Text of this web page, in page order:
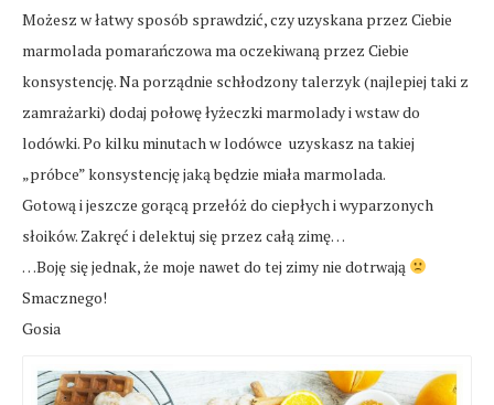
Możesz w łatwy sposób sprawdzić, czy uzyskana przez Ciebie
marmolada pomarańczowa ma oczekiwaną przez Ciebie
konsystencję. Na porządnie schłodzony talerzyk (najlepiej taki z
zamrażarki) dodaj połowę łyżeczki marmolady i wstaw do
lodówki. Po kilku minutach w lodówce uzyskasz na takiej
„próbce” konsystencję jaką będzie miała marmolada.
Gotową i jeszcze gorącą przełóż do ciepłych i wyparzonych
słoików. Zakręć i delektuj się przez całą zimę…
…Boję się jednak, że moje nawet do tej zimy nie dotrwają
Smacznego!
Gosia